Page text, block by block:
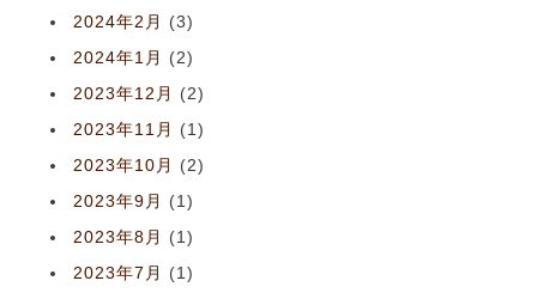
2024年2月
(3)
2024年1月
(2)
2023年12月
(2)
2023年11月
(1)
2023年10月
(2)
2023年9月
(1)
2023年8月
(1)
2023年7月
(1)